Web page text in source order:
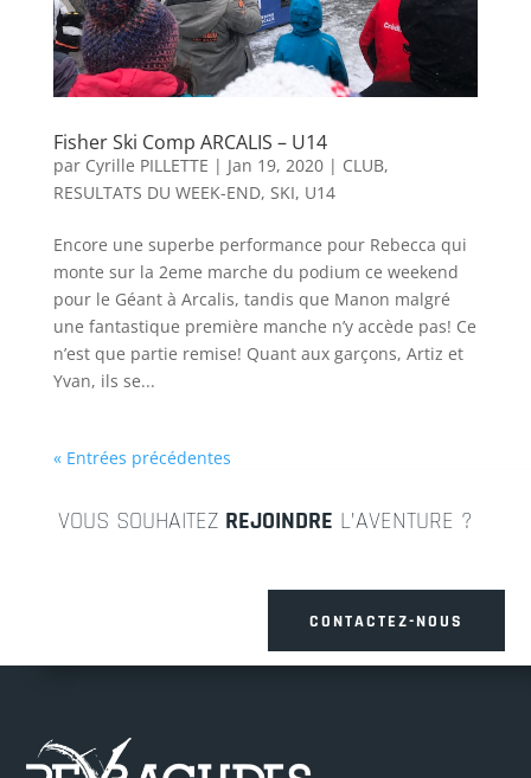
Fisher Ski Comp ARCALIS – U14
par Cyrille PILLETTE | Jan 19, 2020| CLUB,
RESULTATS DU WEEK-END, SKI, U14
Encore une superbe performance pour Rebecca qui
monte sur la 2eme marche du podium ce weekend
pour le Géant à Arcalis, tandis que Manon malgré
une fantastique première manche n’y accède pas! Ce
n’est que partie remise! Quant aux garçons, Artiz et
Yvan, ils se...
« Entrées précédentes
VOUS SOUHAITEZ REJOINDRE L’AVENTURE ?
CONTACTEZ-NOUS